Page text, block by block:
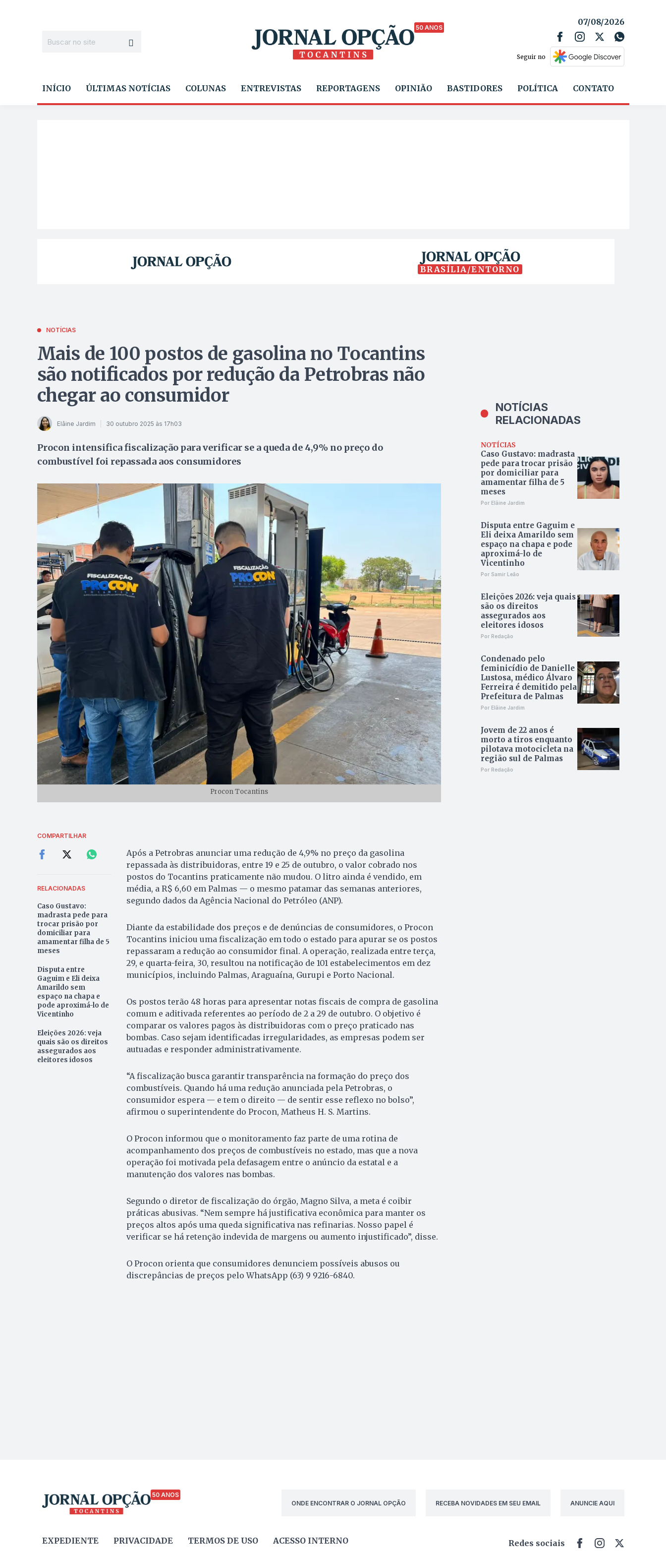
50 ANOS
07/08/2026
Seguir no
INÍCIO ÚLTIMAS NOTÍCIAS COLUNAS ENTREVISTAS REPORTAGENS OPINIÃO BASTIDORES POLÍTICA CONTATO
BRASÍLIA/ENTORNO
NOTÍCIAS
Mais de 100 postos de gasolina no Tocantins
são notificados por redução da Petrobras não
chegar ao consumidor
Elâine Jardim 30 outubro 2025 às 17h03
Procon intensifica fiscalização para verificar se a queda de 4,9% no preço do
combustível foi repassada aos consumidores
Procon Tocantins
COMPARTILHAR
RELACIONADAS
Caso Gustavo:
madrasta pede para
trocar prisão por
domiciliar para
amamentar filha de 5
meses
Disputa entre
Gaguim e Eli deixa
Amarildo sem
espaço na chapa e
pode aproximá-lo de
Vicentinho
Eleições 2026: veja
quais são os direitos
assegurados aos
eleitores idosos
Após a Petrobras anunciar uma redução de 4,9% no preço da gasolina
repassada às distribuidoras, entre 19 e 25 de outubro, o valor cobrado nos
postos do Tocantins praticamente não mudou. O litro ainda é vendido, em
média, a R$ 6,60 em Palmas — o mesmo patamar das semanas anteriores,
segundo dados da Agência Nacional do Petróleo (ANP).
Diante da estabilidade dos preços e de denúncias de consumidores, o Procon
Tocantins iniciou uma fiscalização em todo o estado para apurar se os postos
repassaram a redução ao consumidor final. A operação, realizada entre terça,
29, e quarta-feira, 30, resultou na notificação de 101 estabelecimentos em dez
municípios, incluindo Palmas, Araguaína, Gurupi e Porto Nacional.
Os postos terão 48 horas para apresentar notas fiscais de compra de gasolina
comum e aditivada referentes ao período de 2 a 29 de outubro. O objetivo é
comparar os valores pagos às distribuidoras com o preço praticado nas
bombas. Caso sejam identificadas irregularidades, as empresas podem ser
autuadas e responder administrativamente.
“A fiscalização busca garantir transparência na formação do preço dos
combustíveis. Quando há uma redução anunciada pela Petrobras, o
consumidor espera — e tem o direito — de sentir esse reflexo no bolso”,
afirmou o superintendente do Procon, Matheus H. S. Martins.
O Procon informou que o monitoramento faz parte de uma rotina de
acompanhamento dos preços de combustíveis no estado, mas que a nova
operação foi motivada pela defasagem entre o anúncio da estatal e a
manutenção dos valores nas bombas.
Segundo o diretor de fiscalização do órgão, Magno Silva, a meta é coibir
práticas abusivas. “Nem sempre há justificativa econômica para manter os
preços altos após uma queda significativa nas refinarias. Nosso papel é
verificar se há retenção indevida de margens ou aumento injustificado”, disse.
O Procon orienta que consumidores denunciem possíveis abusos ou
discrepâncias de preços pelo WhatsApp (63) 9 9216-6840.
NOTÍCIAS
RELACIONADAS
NOTÍCIAS
Caso Gustavo: madrasta
pede para trocar prisão
por domiciliar para
amamentar filha de 5
meses
Por Elâine Jardim
Disputa entre Gaguim e
Eli deixa Amarildo sem
espaço na chapa e pode
aproximá-lo de
Vicentinho
Por Samir Leão
Eleições 2026: veja quais
são os direitos
assegurados aos
eleitores idosos
Por Redação
Condenado pelo
feminicídio de Danielle
Lustosa, médico Álvaro
Ferreira é demitido pela
Prefeitura de Palmas
Por Elâine Jardim
Jovem de 22 anos é
morto a tiros enquanto
pilotava motocicleta na
região sul de Palmas
Por Redação
50 ANOS
ONDE ENCONTRAR O JORNAL OPÇÃO
RECEBA NOVIDADES EM SEU EMAIL ANUNCIE AQUI
EXPEDIENTE PRIVACIDADE TERMOS DE USO ACESSO INTERNO Redes sociais